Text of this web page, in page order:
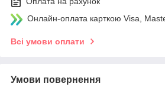
Онлайн-оплата карткою Visa,
Всі умови оплати
Умови повернення